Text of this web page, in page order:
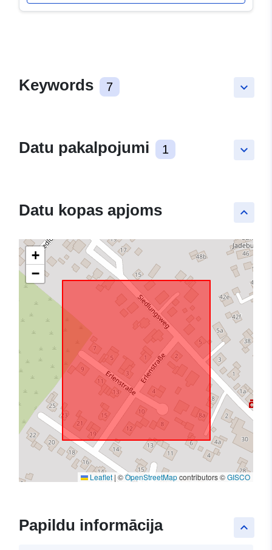
keyboard_arrow_down
Keywords 7
keyboard_arrow_down
Datu pakalpojumi 1
keyboard_arrow_up
Datu kopas apjoms
+
−
Leaflet | ©OpenStreetMapcontributors ©GISCO
keyboard_arrow_up
Papildu informācija